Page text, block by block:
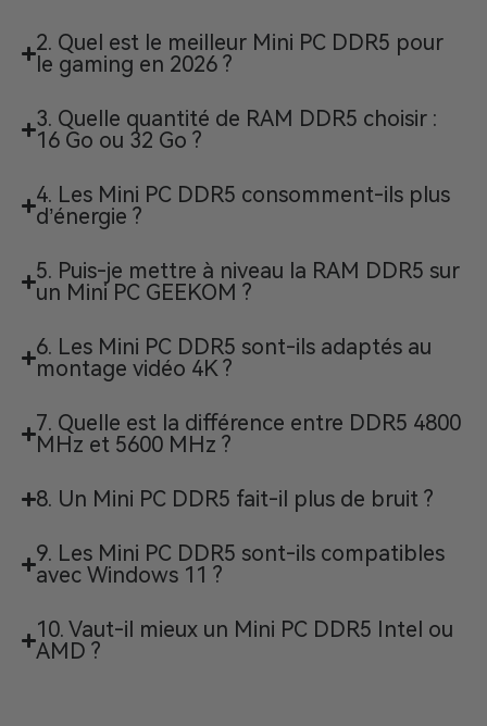
2. Quel est le meilleur Mini PC DDR5 pour
le gaming en 2026 ?
3. Quelle quantité de RAM DDR5 choisir :
16 Go ou 32 Go ?
4. Les Mini PC DDR5 consomment-ils plus
d’énergie ?
5. Puis-je mettre à niveau la RAM DDR5 sur
un Mini PC GEEKOM ?
6. Les Mini PC DDR5 sont-ils adaptés au
montage vidéo 4K ?
7. Quelle est la différence entre DDR5 4800
MHz et 5600 MHz ?
8. Un Mini PC DDR5 fait-il plus de bruit ?
9. Les Mini PC DDR5 sont-ils compatibles
avec Windows 11 ?
10. Vaut-il mieux un Mini PC DDR5 Intel ou
AMD ?